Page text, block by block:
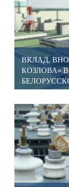
ВКЛАД,
КОЗЛОВА»